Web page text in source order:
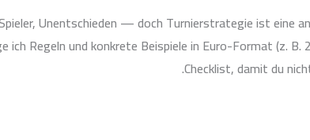
Unentschieden — doch Turnierstrategie ist eine
Regeln und konkrete Beispiele in Euro-Format (z.
Checklist, damit du